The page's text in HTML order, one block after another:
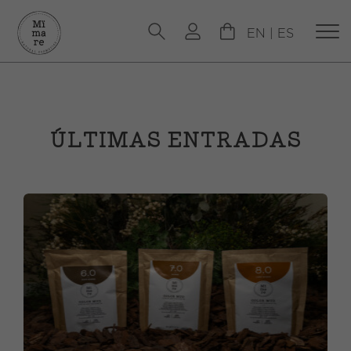
EN ES
ÚLTIMAS ENTRADAS